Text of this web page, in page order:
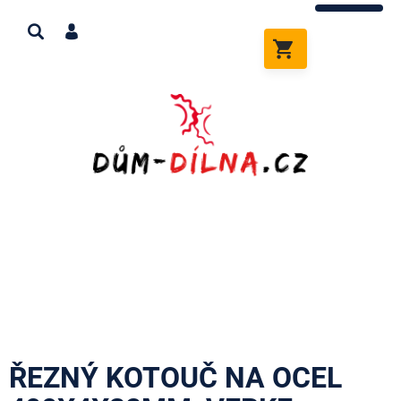
obsah
KOŠÍK
ŘEZNÝ KOTOUČ NA OCEL